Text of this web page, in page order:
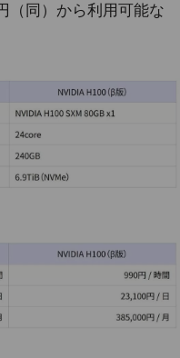
（同）から利用可能な